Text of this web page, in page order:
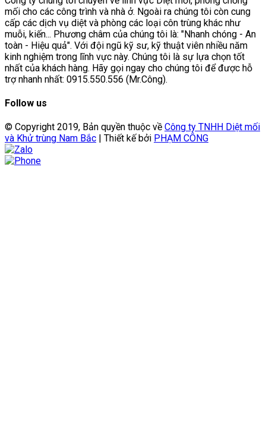
mối cho các công trình và nhà ở. Ngoài ra chúng tôi còn cung
cấp các dịch vụ diệt và phòng các loại côn trùng khác như
muỗi, kiến... Phương châm của chúng tôi là: "Nhanh chóng - An
toàn - Hiệu quả". Với đội ngũ kỹ sư, kỹ thuật viên nhiều năm
kinh nghiệm trong lĩnh vực này. Chúng tôi là sự lựa chọn tốt
nhất của khách hàng. Hãy gọi ngay cho chúng tôi để được hỗ
trợ nhanh nhất: 0915.550.556 (Mr.Công).
Follow us
© Copyright 2019, Bản quyền thuộc về Công ty TNHH Diệt mối
và Khử trùng Nam Bắc | Thiết kế bởi PHẠM CÔNG